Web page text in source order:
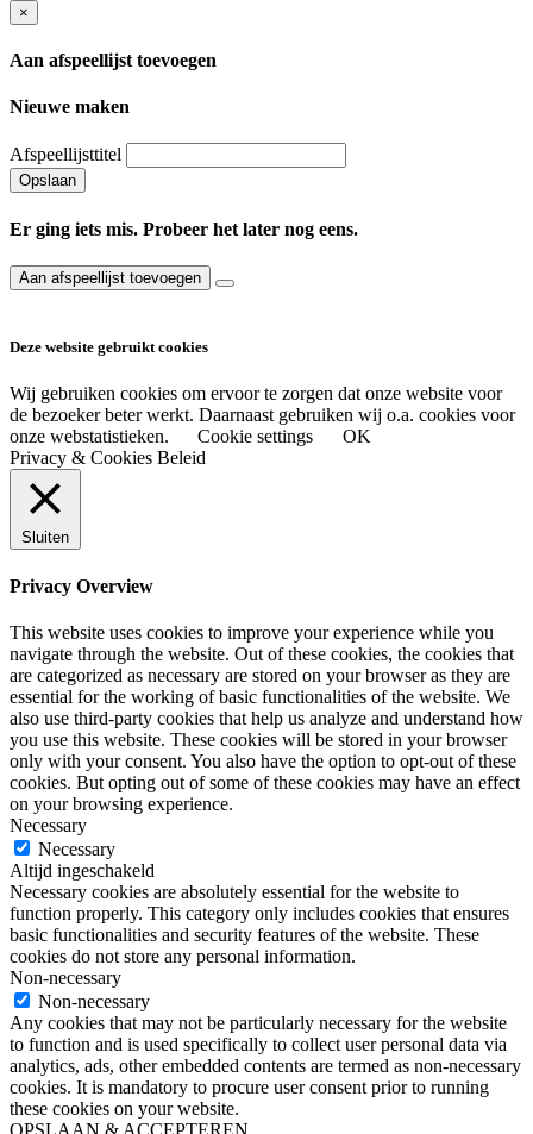
×
Aan afspeellijst toevoegen
Nieuwe maken
Afspeellijsttitel
Opslaan
Er ging iets mis. Probeer het later nog eens.
Aan afspeellijst toevoegen
Deze website gebruikt cookies
Wij gebruiken cookies om ervoor te zorgen dat onze website voor
de bezoeker beter werkt. Daarnaast gebruiken wij o.a. cookies voor
onze webstatistieken.
Cookie settings
OK
Privacy & Cookies Beleid
Sluiten
Privacy Overview
This website uses cookies to improve your experience while you
navigate through the website. Out of these cookies, the cookies that
are categorized as necessary are stored on your browser as they are
essential for the working of basic functionalities of the website. We
also use third-party cookies that help us analyze and understand how
you use this website. These cookies will be stored in your browser
only with your consent. You also have the option to opt-out of these
cookies. But opting out of some of these cookies may have an effect
on your browsing experience.
Necessary
Necessary
Altijd ingeschakeld
Necessary cookies are absolutely essential for the website to
function properly. This category only includes cookies that ensures
basic functionalities and security features of the website. These
cookies do not store any personal information.
Non-necessary
Non-necessary
Any cookies that may not be particularly necessary for the website
to function and is used specifically to collect user personal data via
analytics, ads, other embedded contents are termed as non-necessary
cookies. It is mandatory to procure user consent prior to running
these cookies on your website.
OPSLAAN & ACCEPTEREN